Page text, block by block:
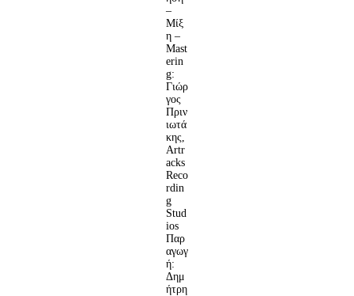
–
Μίξ
η –
Mast
erin
g:
Γιώρ
γος
Πριν
ιωτά
κης,
Artr
acks
Reco
rdin
g
Stud
ios
Παρ
αγωγ
ή:
Δημ
ήτρη